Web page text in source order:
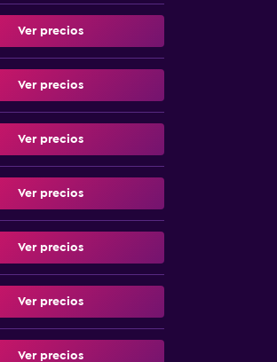
Ver precios
Ver precios
Ver precios
Ver precios
Ver precios
Ver precios
Ver precios